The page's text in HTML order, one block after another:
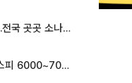
35도 안팎 무더위 이어져…전국 곳곳 소나기 [오늘 날씨]
[주간증시전망] 다음주 코스피 6000~7000⋯“外人 수급은 정책이 변수”